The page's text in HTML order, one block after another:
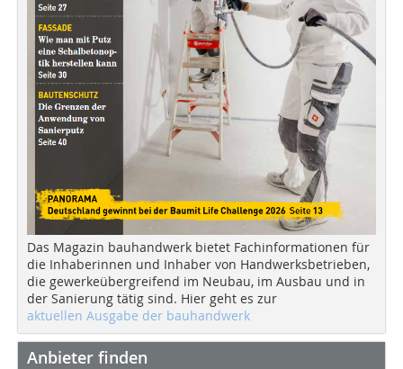
Das Magazin bauhandwerk bietet Fachinformationen für
die Inhaberinnen und Inhaber von Handwerksbetrieben,
die gewerkeübergreifend im Neubau, im Ausbau und in
der Sanierung tätig sind. Hier geht es zur
aktuellen Ausgabe der bauhandwerk
Anbieter finden